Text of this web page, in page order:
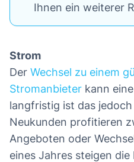
Ihnen ein weiterer
Strom
Der Wechsel zu einem
Stromanbieter kann
langfristig ist das
Neukunden profitieren
Angeboten oder
eines Jahres steigen